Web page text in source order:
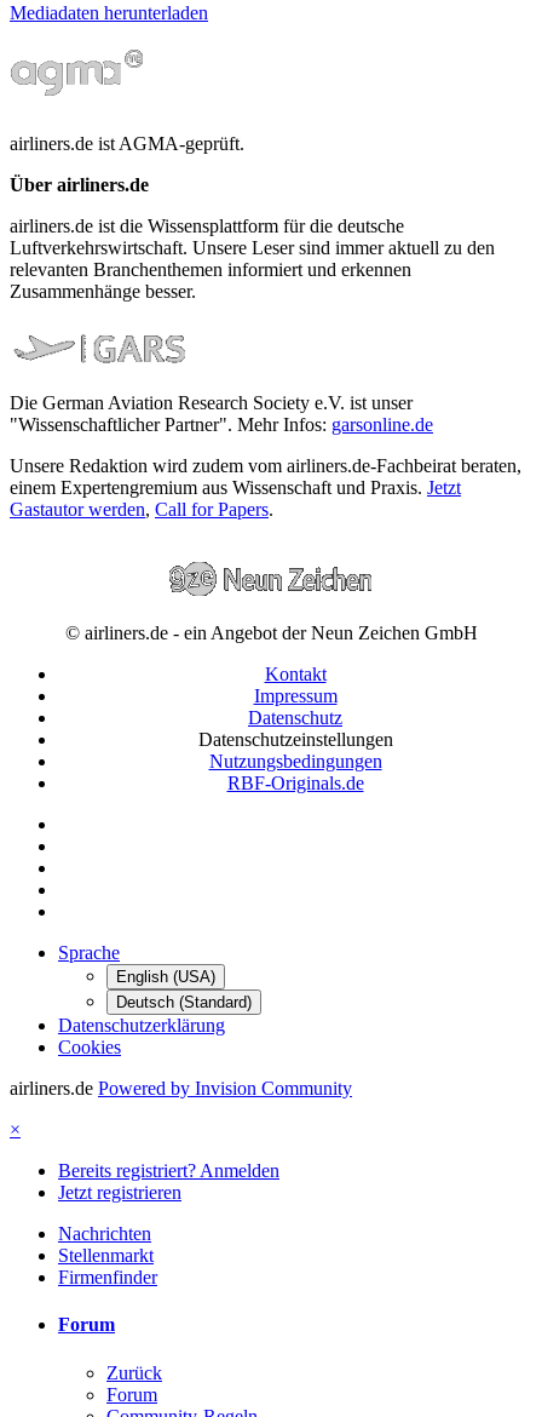
Mediadaten herunterladen
airliners.de ist AGMA-geprüft.
Über airliners.de
airliners.de ist die Wissensplattform für die deutsche
Luftverkehrswirtschaft. Unsere Leser sind immer aktuell zu den
relevanten Branchenthemen informiert und erkennen
Zusammenhänge besser.
Die German Aviation Research Society e.V. ist unser
"Wissenschaftlicher Partner". Mehr Infos: garsonline.de
Unsere Redaktion wird zudem vom airliners.de-Fachbeirat beraten,
einem Expertengremium aus Wissenschaft und Praxis. Jetzt
Gastautor werden, Call for Papers.
© airliners.de - ein Angebot der Neun Zeichen GmbH
Kontakt
Impressum
Datenschutz
Datenschutzeinstellungen
Nutzungsbedingungen
RBF-Originals.de
Sprache
English (USA)
Deutsch (Standard)
Datenschutzerklärung
Cookies
airliners.de Powered by Invision Community
×
Bereits registriert? Anmelden
Jetzt registrieren
Nachrichten
Stellenmarkt
Firmenfinder
Forum
Zurück
Forum